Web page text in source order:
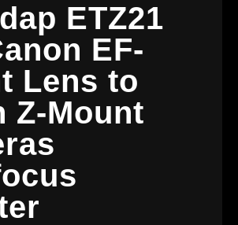
ETZ21
EF-
Lens to
Z-Mount